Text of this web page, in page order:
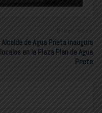
Alcalde de Agua Prieta inaugura
locales en la Plaza Plan de Agua
Prieta